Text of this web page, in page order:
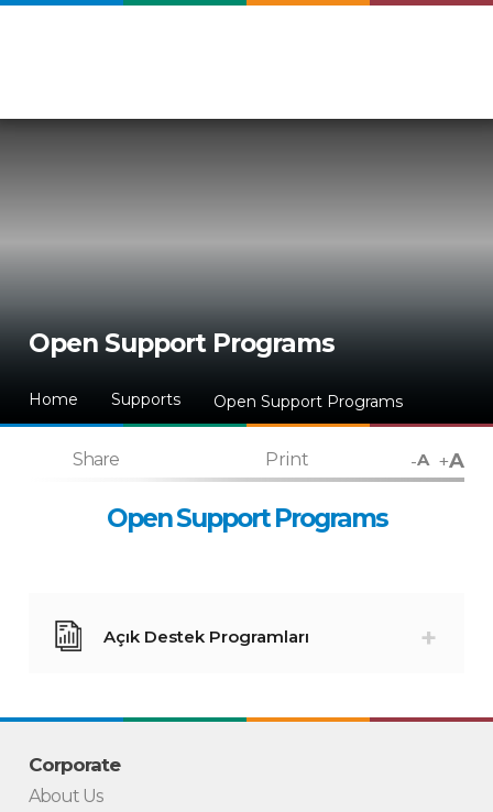
Open Support Programs
Home Supports Open Support Programs
Open Support Programs
Share Print -A +A
Açık Destek Programları
Corporate
About Us